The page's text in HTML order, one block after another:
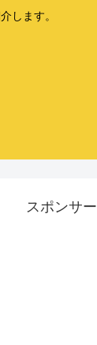
します。
スポンサ